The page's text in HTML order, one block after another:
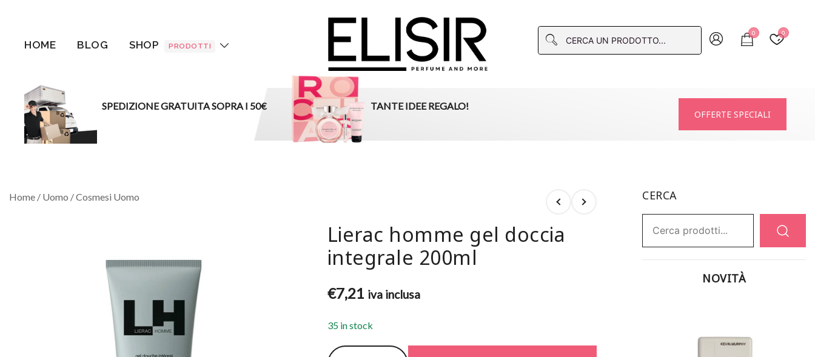
HOME BLOG SHOP PRODOTTI
ELISIR
La tua destinazione per il beauty, i profumi e la parafarmacia
0 0
SPEDIZIONE GRATUITA SOPRA I 50€ TANTE IDEE REGALO!
OFFERTE SPECIALI
Home / Uomo /Cosmesi Uomo
Lierac homme gel doccia
integrale 200ml
€7,21 iva inclusa
35 in stock
CERCA
NOVITÀ